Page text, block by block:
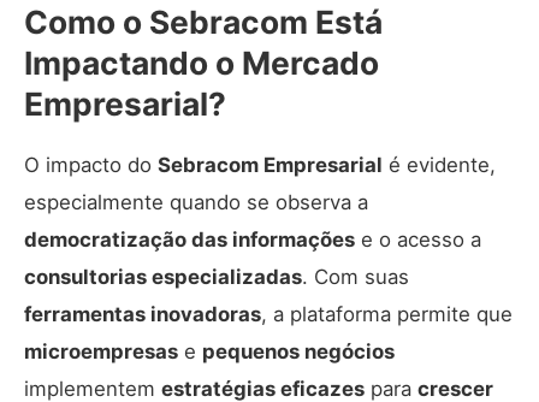
Como o Sebracom Está
Impactando o Mercado
Empresarial?
O impacto do Sebracom Empresarial é evidente,
especialmente quando se observa a
democratização das informações e o acesso a
consultorias especializadas. Com suas
ferramentas inovadoras, a plataforma permite que
microempresas e pequenos negócios
implementem estratégias eficazes para crescer